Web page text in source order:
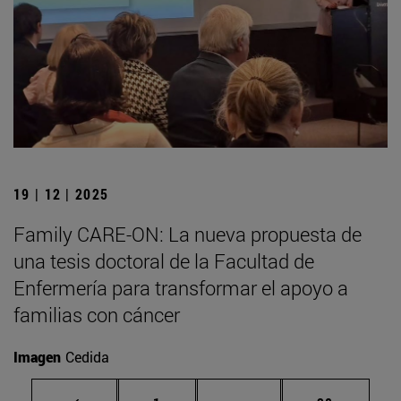
19 | 12 | 2025
Family CARE-ON: La nueva propuesta de
una tesis doctoral de la Facultad de
Enfermería para transformar el apoyo a
familias con cáncer
Imagen Cedida